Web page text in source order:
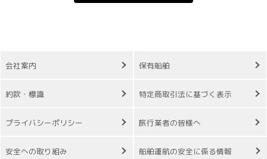
会社案内 保有船舶
約款・標識 特定商取引法に基づく表示
プライバシーポリシー 旅行業者の皆様へ
安全への取り組み 船舶運航の安全に係る情報